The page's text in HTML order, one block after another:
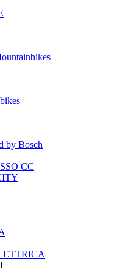
by Bosch
CC